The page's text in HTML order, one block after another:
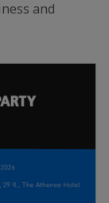
and